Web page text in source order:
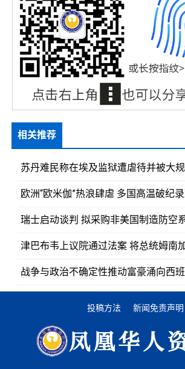
相关推荐
苏丹难民称在埃及监狱遭虐待并被大
欧洲“欧米伽”热浪肆虐 多国高温破纪
瑞士启动谈判 拟采购非美国制造防空
投稿方法 新闻免责声明